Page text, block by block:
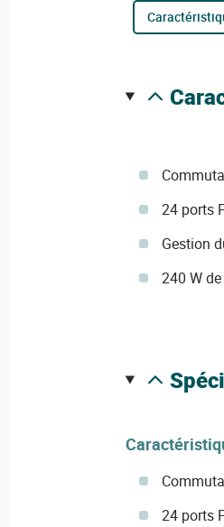
24 ports
Gestion
240 W
24 ports